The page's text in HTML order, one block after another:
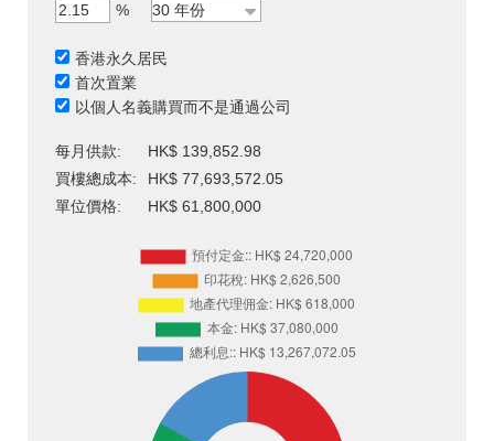
%
香港永久居民
首次置業
以個人名義購買而不是通過公司
每月供款:
HK$ 139,852.98
買樓總成本:
HK$ 77,693,572.05
單位價格:
HK$ 61,800,000